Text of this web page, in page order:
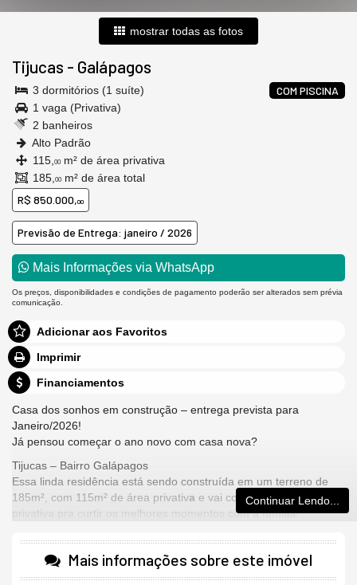
mostrar todas as fotos
Tijucas - Galápagos
COM PISCINA
3 dormitórios (1 suíte)
1 vaga (Privativa)
2 banheiros
Alto Padrão
115, 00 m² de área privativa
185, 00 m² de área total
R$ 850.000,00
Previsão de Entrega: janeiro / 2026
Mais Informações via WhatsApp
Os preços, disponibilidades e condições de pagamento poderão ser alterados sem prévia
comunicação.
Adicionar aos Favoritos
Imprimir
Financiamentos
Casa dos sonhos em construção – entrega prevista para
Janeiro/2026!
Já pensou começar o ano novo com casa nova?
Tijucas – Bairro Galápagos
Essa linda residência está sendo construída em um terreno de
185m², com 115m² de área privativa e vai contar com piscina
privativa pra curtir os melhores momentos com a família!
Acabamento moderno, planta bem distribuída e em uma das
regiões que mais crescem na cidade!
Continuar Lendo...
Mais informações sobre este imóvel